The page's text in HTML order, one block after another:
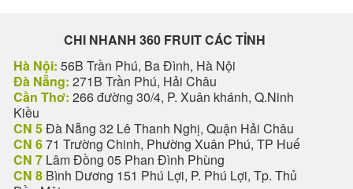
CHI NHANH 360 FRUIT CÁC TỈNH
Hà Nội: 56B Trần Phú, Ba Đình, Hà Nội
Đà Nẵng: 271B Trần Phú, Hải Châu
Cần Thơ: 266 đường 30/4, P. Xuân khánh, Q.Ninh
Kiều
CN 5Đà Nẵng 32 Lê Thanh Nghị, Quận Hải Châu
CN 671 Trường Chinh, Phường Xuân Phú, TP Huế
CN 7 Lâm Đồng 05 Phan Đình Phùng
CN 8 Bình Dương 151 Phú Lợi, P. Phú Lợi, Tp. Thủ